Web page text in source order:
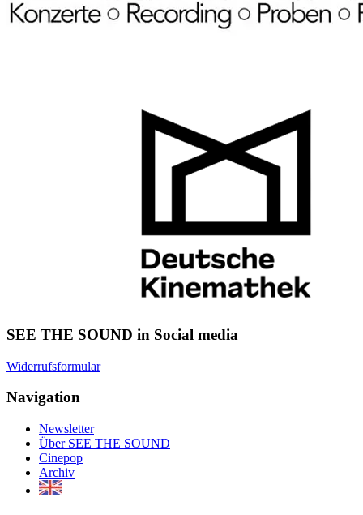
SEE THE SOUND in Social media
Widerrufsformular
Navigation
Newsletter
Über SEE THE SOUND
Cinepop
Archiv